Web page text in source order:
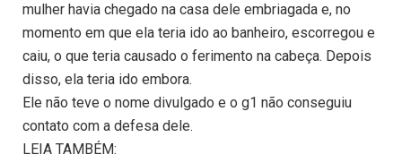
mulher havia chegado na casa dele embriagada e, no
momento em que ela teria ido ao banheiro, escorregou e
caiu, o que teria causado o ferimento na cabeça. Depois
disso, ela teria ido embora.
Ele não teve o nome divulgado e o g1 não conseguiu
contato com a defesa dele.
LEIA TAMBÉM: